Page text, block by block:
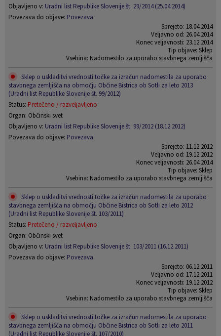
Objavljeno v: Uradni list Republike Slovenije št. 29/2014 (25.04.2014)
Povezava do objave: Povezava
Sprejeto: 18.04.2014
Veljavno od: 26.04.2014
Konec veljavnosti: 23.12.2014
Tip objave: Sklep
Vsebina: Nadomestilo za uporabo stavbnega zemljišča
Sklep o uskladitvi vrednosti točke za izračun nadomestila za uporabo
stavbnega zemljišča na območju Občine Bistrica ob Sotli za leto 2013
(Uradni list Republike Slovenije št. 99/2012)
Status: Pretečeno / razveljavljeno
Organ: Občinski svet
Objavljeno v: Uradni list Republike Slovenije št. 99/2012 (18.12.2012)
Povezava do objave: Povezava
Sprejeto: 11.12.2012
Veljavno od: 19.12.2012
Konec veljavnosti: 26.04.2014
Tip objave: Sklep
Vsebina: Nadomestilo za uporabo stavbnega zemljišča
Sklep o uskladitvi vrednosti točke za izračun nadomestila za uporabo
stavbnega zemljišča na območju Občine Bistrica ob Sotli za leto 2012
(Uradni list Republike Slovenije št. 103/2011)
Status: Pretečeno / razveljavljeno
Organ: Občinski svet
Objavljeno v: Uradni list Republike Slovenije št. 103/2011 (16.12.2011)
Povezava do objave: Povezava
Sprejeto: 06.12.2011
Veljavno od: 17.12.2011
Konec veljavnosti: 19.12.2012
Tip objave: Sklep
Vsebina: Nadomestilo za uporabo stavbnega zemljišča
Sklep o uskladitvi vrednosti točke za izračun nadomestila za uporabo
stavbnega zemljišča na območju Občine Bistrica ob Sotli za leto 2011
(Uradni list Republike Slovenije št. 107/2010)